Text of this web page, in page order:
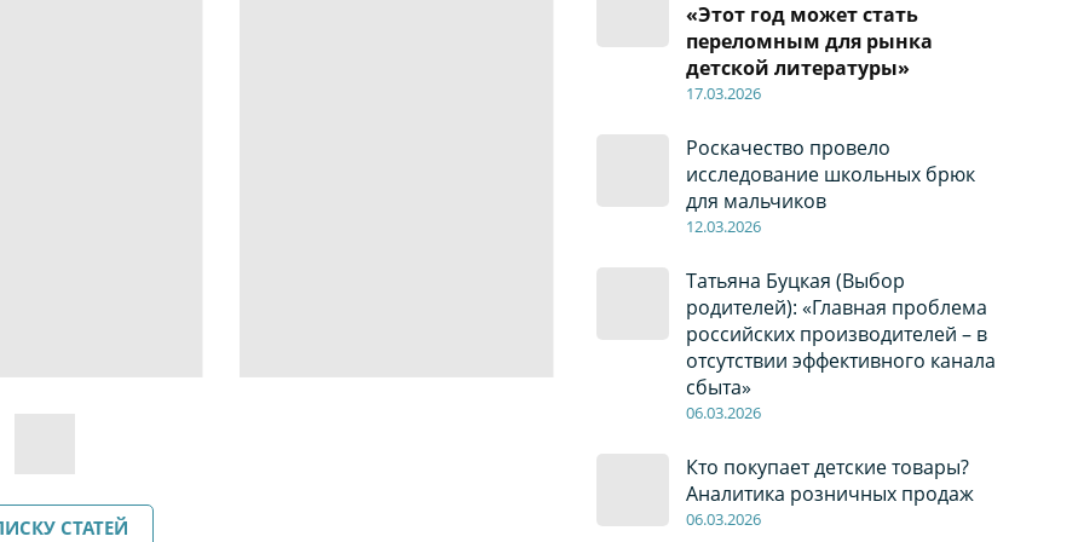
«Этот год может стать
переломным для рынка
детской литературы»
17.03.2026
Роскачество провело
исследование школьных брюк
для мальчиков
12.03.2026
Татьяна Буцкая (Выбор
родителей): «Главная проблема
российских производителей – в
отсутствии эффективного канала
сбыта»
06.03.2026
Кто покупает детские товары?
Аналитика розничных продаж
06.03.2026
СТАТЕЙ